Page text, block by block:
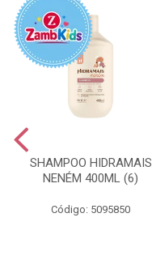
SHAMPOO HIDRAMAIS
NENÉM 400ML (6)
Código: 5095850